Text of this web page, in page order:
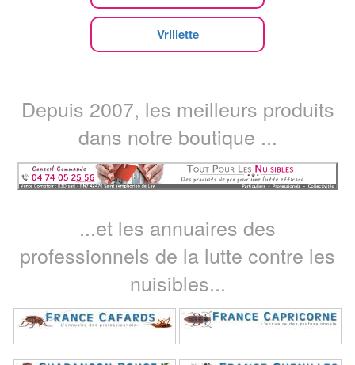
Vrillette
Depuis 2007, les meilleurs produits
dans notre boutique ...
...et les annuaires des
professionnels de la lutte contre les
nuisibles...